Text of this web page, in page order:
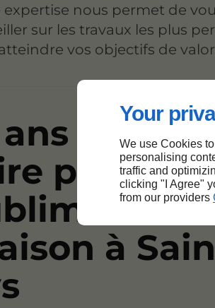
Your
We use Cookies
personalising
traffic and
clicking "I Agree"
from our providers
expertise nous permet de
sur les travaux les plus
vos objectifs de
ans de
pour
à